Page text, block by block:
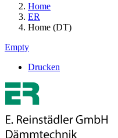
Home
ER
Home (DT)
Empty
Drucken